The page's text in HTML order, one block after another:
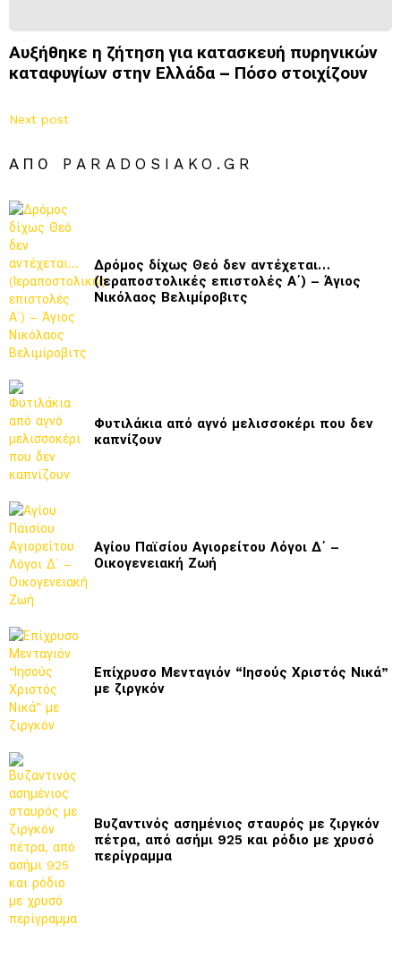
Αυξήθηκε η ζήτηση για κατασκευή πυρηνικών
καταφυγίων στην Ελλάδα – Πόσο στοιχίζουν
Next post
ΑΠΌ PARADOSIAKO.GR
Δρόμος δίχως Θεό δεν αντέχεται…
(Ιεραποστολικές επιστολές Α΄) – Άγιος
Νικόλαος Βελιμίροβιτς
Φυτιλάκια από αγνό μελισσοκέρι που δεν
καπνίζουν
Αγίου Παϊσίου Αγιορείτου Λόγοι Δ΄ –
Οικογενειακή Ζωή
Επίχρυσο Μενταγιόν “Ιησούς Χριστός Νικά”
με ζιργκόν
Βυζαντινός ασημένιος σταυρός με ζιργκόν
πέτρα, από ασήμι 925 και ρόδιο με χρυσό
περίγραμμα